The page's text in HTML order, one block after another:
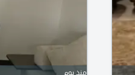
منذ يوم